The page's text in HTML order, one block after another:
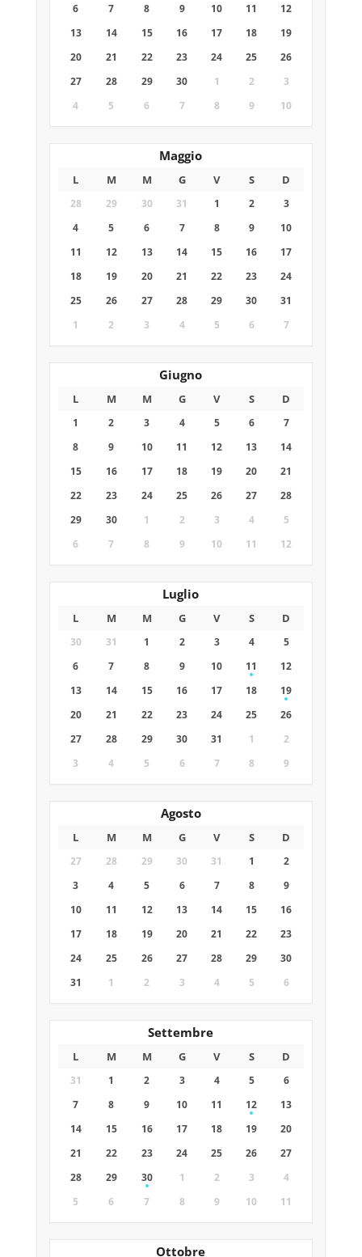
6
7 8 9 10 11
12
13
14 15 16 17 18
19
20
21 22 23 24 25
26
27
28 29 30 1 2
3
4
5 6 7 8 9 10
Maggio
L M M G V S D
28 29 30 31 1 2
3
4
5 6 7 8 9
10
11
12 13 14 15 16
17
18
19 20 21 22 23
24
25
26 27 28 29 30
31
1
2 3 4 5 6 7
Giugno
L M M G V S D
1 2 3 4 5 6
7
8
9 10 11 12 13
14
15
16 17 18 19 20
21
22
23 24 25 26 27
28
29
30 1 2 3 4
5
6
7 8 9 10 11 12
Luglio
L M M G V S D
30 31 1 2 3 4
5
6
7 8 9 10 11
12
13
14 15 16 17 18
19
20
21 22 23 24 25
26
27
28 29 30 31 1
2
3
4 5 6 7 8 9
Agosto
L M M G V S D
27 28 29 30 31 1
2
3
4 5 6 7 8
9
10
11 12 13 14 15
16
17
18 19 20 21 22
23
24
25 26 27 28 29
30
31
1 2 3 4 5 6
Settembre
L M M G V S D
31 1 2 3 4 5
6
7
8 9 10 11 12
13
14
15 16 17 18 19
20
21
22 23 24 25 26
27
28
29 30 1 2 3
4
5
6 7 8 9 10 11
Ottobre